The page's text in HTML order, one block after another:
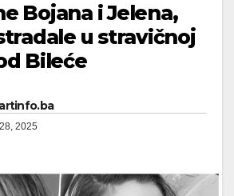
Bojana i Jelena,
u stravičnoj
Bileće
2025